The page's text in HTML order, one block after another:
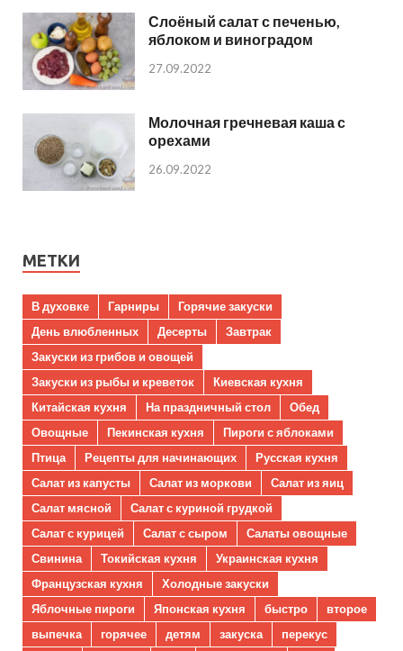
Слоёный салат с печенью,
яблоком и виноградом
27.09.2022
Молочная гречневая каша с
орехами
26.09.2022
МЕТКИ
В духовке Гарниры
Горячие закуски
День влюбленных
Десерты
Завтрак
Закуски из грибов и овощей
Закуски из рыбы и креветок
Киевская кухня
Китайская кухня
На праздничный стол
Обед
Овощные
Пекинская кухня
Пироги с яблоками
Птица
Рецепты для начинающих
Русская кухня
Салат из капусты
Салат из моркови
Салат из яиц
Салат мясной
Салат с куриной грудкой
Салат с курицей
Салат с сыром
Салаты овощные
Свинина
Токийская кухня
Украинская кухня
Французская кухня
Холодные закуски
Яблочные пироги
Японская кухня быстро
второе
выпечка
горячее детям закуска
перекус